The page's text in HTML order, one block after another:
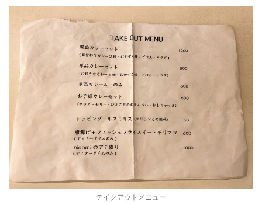
テイクアウトメニュー